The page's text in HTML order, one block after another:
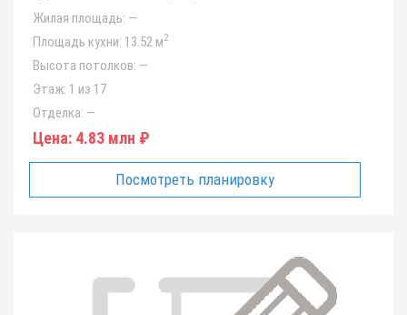
Жилая площадь: —
Площадь кухни: 13.52 м2
Высота потолков: —
Этаж: 1 из 17
Отделка: —
Цена: 4.83 млн ₽
Посмотреть планировку